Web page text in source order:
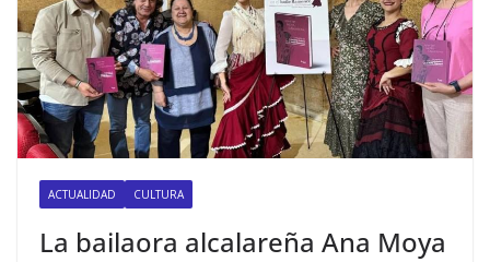
ACTUALIDAD CULTURA
La bailaora alcalareña Ana Moya